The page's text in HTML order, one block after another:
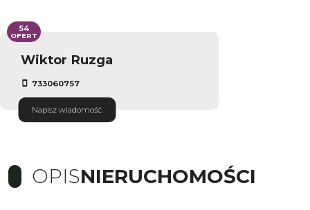
Wiktor Ruzga
733060757
Napisz wiadomość
54
OFERT
OPISNIERUCHOMOŚCI